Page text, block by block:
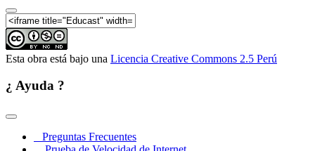
Esta obra está bajo una Licencia Creative Commons 2.5 Perú
¿ Ayuda ?
Preguntas Frecuentes